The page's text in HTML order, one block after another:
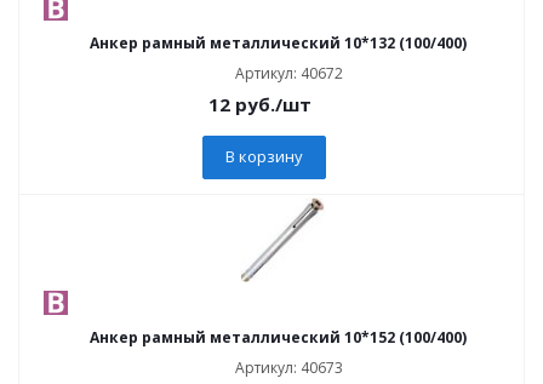
Анкер рамный металлический 10*132 (100/400)
Артикул: 40672
12руб./шт
В корзину
Анкер рамный металлический 10*152 (100/400)
Артикул: 40673